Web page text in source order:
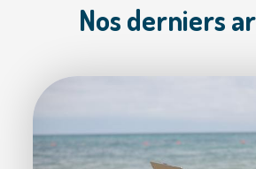
Nos derniers